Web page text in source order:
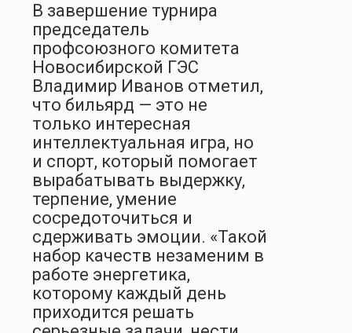
В завершение турнира
председатель
профсоюзного комитета
Новосибирской ГЭС
Владимир Иванов отметил,
что бильярд — это не
только интересная
интеллектуальная игра, но
и спорт, который помогает
вырабатывать выдержку,
терпение, умение
сосредоточиться и
сдерживать эмоции. «Такой
набор качеств незаменим в
работе энергетика,
которому каждый день
приходится решать